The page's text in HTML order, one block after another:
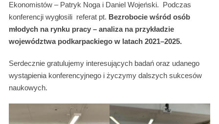
Ekonomistów – Patryk Noga i Daniel Wojeński. Podczas
konferencji wygłosili referat pt. Bezrobocie wśród osób
młodych na rynku pracy – analiza na przykładzie
województwa podkarpackiego w latach 2021–2025.
Serdecznie gratulujemy interesujących badań oraz udanego
wystąpienia konferencyjnego i życzymy dalszych sukcesów
naukowych.